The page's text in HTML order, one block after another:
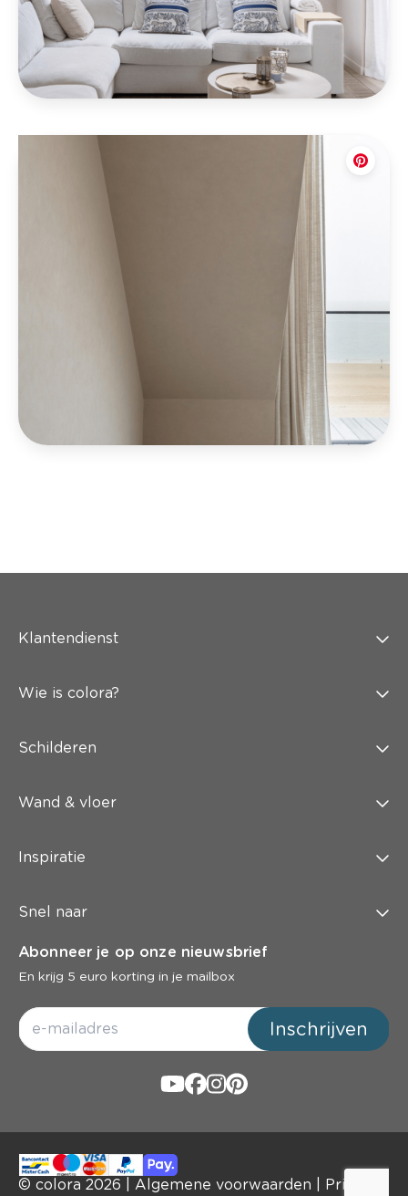
Klantendienst
Wie is colora?
Schilderen
Wand & vloer
Inspiratie
Snel naar
Abonneer je op onze nieuwsbrief
En krijg 5 euro korting in je mailbox
Inschrijven
© colora 2026 Algemene voorwaarden
Privacy